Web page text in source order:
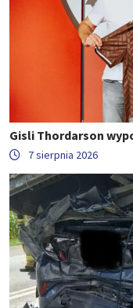
Gisli Thordarson
7 sierpnia 2026